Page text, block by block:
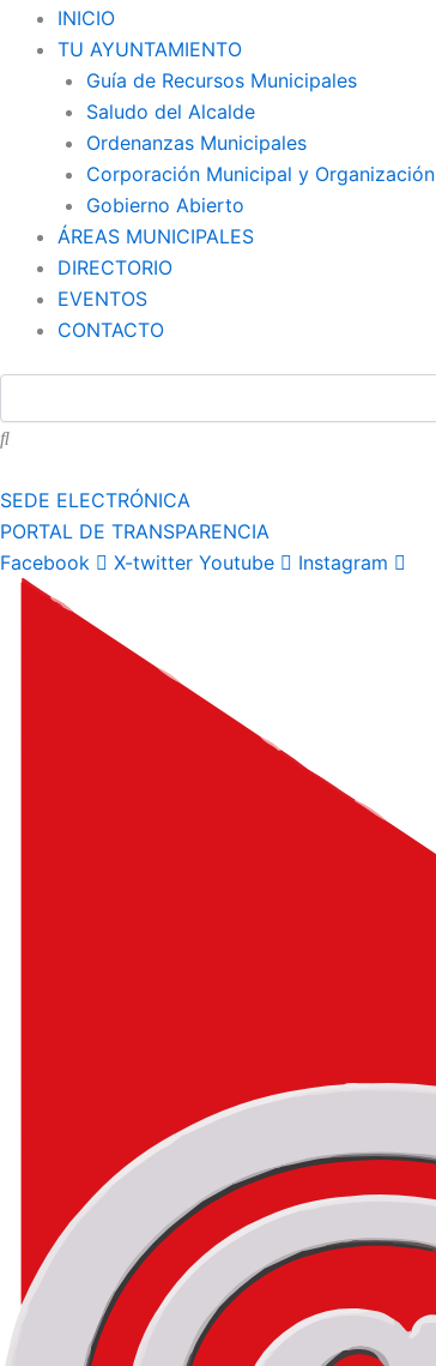
INICIO
TU AYUNTAMIENTO
Guía de Recursos Municipales
Saludo del Alcalde
Ordenanzas Municipales
Corporación Municipal y Organización
Gobierno Abierto
ÁREAS MUNICIPALES
DIRECTORIO
EVENTOS
CONTACTO
SEDE ELECTRÓNICA
PORTAL DE TRANSPARENCIA
Facebook
X-twitter Youtube Instagram